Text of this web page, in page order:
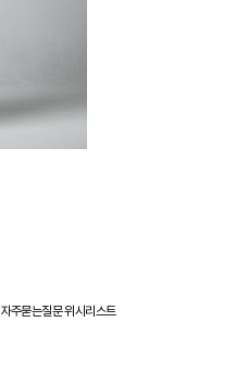
자주묻는질문위시리스트